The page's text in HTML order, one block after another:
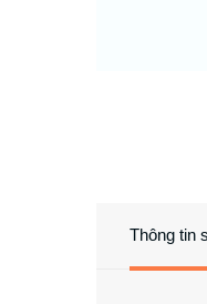
Thông tin